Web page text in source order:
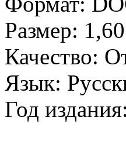
Размер:
Качество:
Язык:
Год издания: